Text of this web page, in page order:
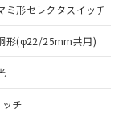
ミ形セレクタスイッチ
形(φ22/25mm共用)
チ